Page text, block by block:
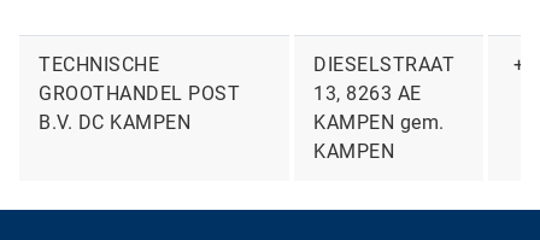
TECHNISCHE
GROOTHANDEL POST
B.V. DC KAMPEN
DIESELSTRAAT
13, 8263 AE
KAMPEN gem.
KAMPEN